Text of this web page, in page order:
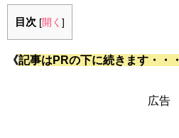
目次 [開く ]
《記事はPRの下に続きます・・・
広告